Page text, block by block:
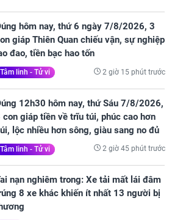
hôm nay, thứ 6 ngày 7/8/2026, 3
giáp Thiên Quan chiếu vận, sự nghiệp
đao, tiền bạc hao tốn
Tâm linh - Tử vi 2 giờ 15 phút trước
12h30 hôm nay, thứ Sáu 7/8/2026,
con giáp tiền về trĩu túi, phúc cao hơn
lộc nhiều hơn sông, giàu sang no đủ
Tâm linh - Tử vi 2 giờ 45 phút trước
nạn nghiêm trong: Xe tải mất lái đâm
8 xe khác khiến ít nhất 13 người bị